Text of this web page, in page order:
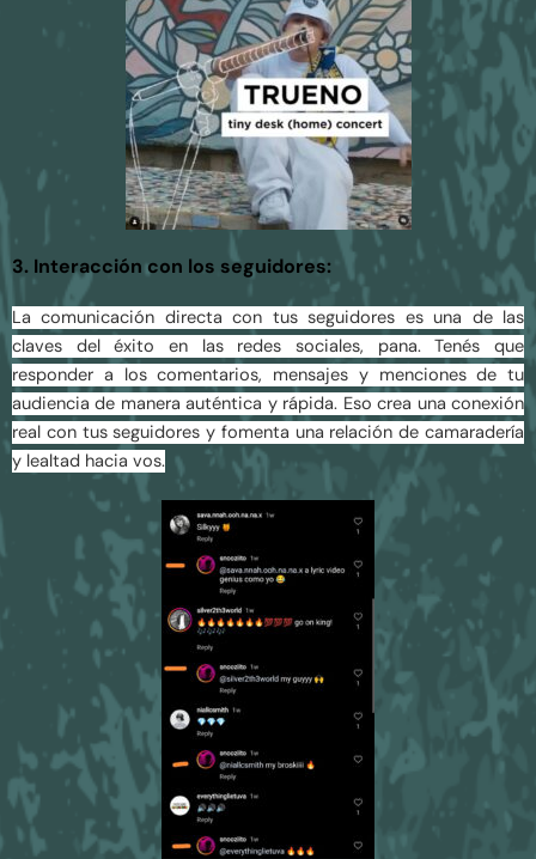
3. Interacción con los seguidores:
La comunicación directa con tus seguidores es una de las
claves del éxito en las redes sociales, pana. Tenés que
responder a los comentarios, mensajes y menciones de tu
audiencia de manera auténtica y rápida. Eso crea una conexión
real con tus seguidores y fomenta una relación de camaradería
y lealtad hacia vos.